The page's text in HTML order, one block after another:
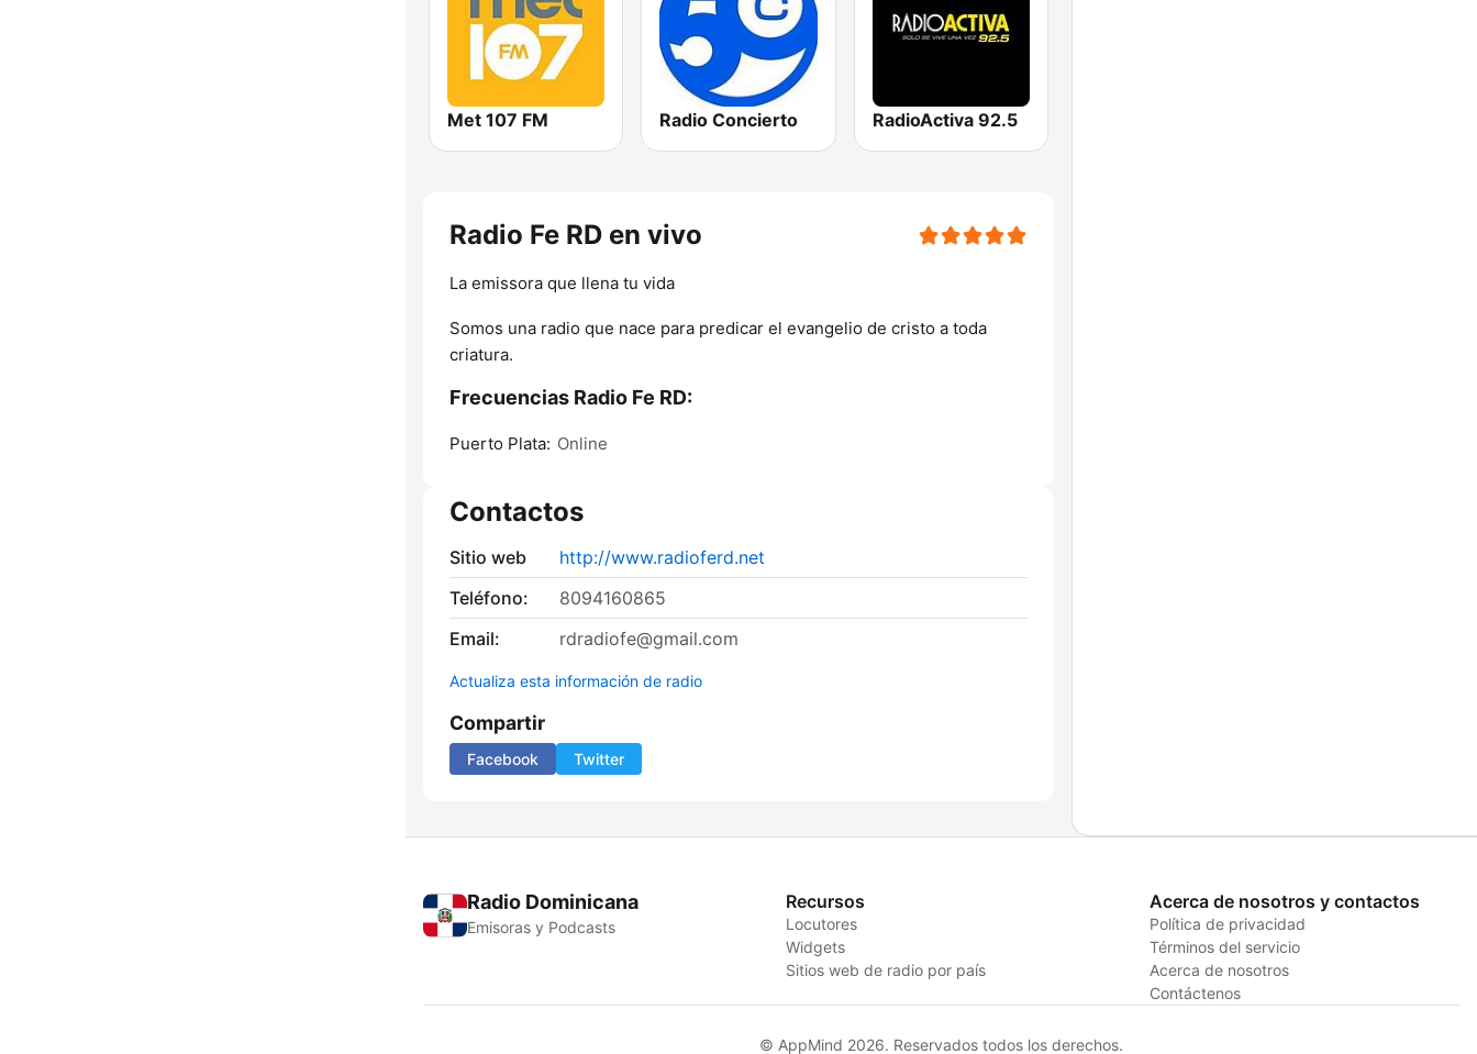
Met 107 FM Radio Concierto RadioActiva 92.5
Radio Fe RD en vivo
La emissora que llena tu vida
Somos una radio que nace para predicar el evangelio de cristo a toda
criatura.
Frecuencias Radio Fe RD:
Puerto Plata: Online
Contactos
Sitio web
http://www.radioferd.net
Teléfono:
8094160865
Email:
rdradiofe@gmail.com
Actualiza esta información de radio
Compartir
Facebook Twitter
Radio Dominicana
Emisoras y Podcasts
Recursos
Locutores
Widgets
Sitios web de radio por país
Acerca de nosotros y contactos
Política de privacidad
Términos del servicio
Acerca de nosotros
Contáctenos
© AppMind 2026. Reservados todos los derechos.